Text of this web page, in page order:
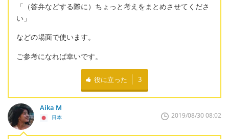
「（答弁などする際に）ちょっと考えをまとめさせてくださ
い」
などの場面で使います。
ご参考になれば幸いです。
役に立った 3
Aika M
日本 2019/08/30 08:02